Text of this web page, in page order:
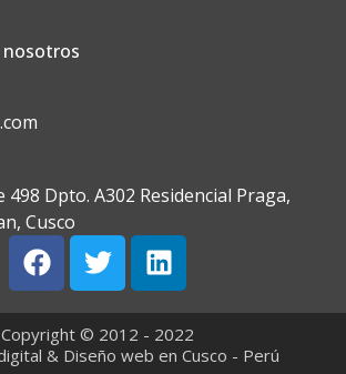
nosotros
498 Dpto. A302 Residencial Praga,
Cusco
Copyright © 2012 - 2022
& Diseño web en Cusco - Perú